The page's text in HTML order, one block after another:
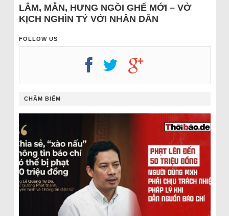
LÂM, MẪN, HƯNG NGỒI GHẾ MỚI – VỞ
KỊCH NGHÌN TỶ VỚI NHÂN DÂN
FOLLOW US
CHÂM BIẾM